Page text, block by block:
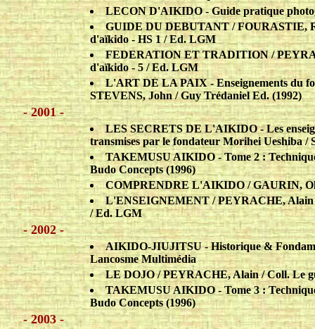
LECON D'AIKIDO - Guide pratique
GUIDE DU DEBUTANT / FOURASTIE,
d'aïkido - HS 1 / Ed. LGM
FEDERATION ET TRADITION /
d'aïkido - 5 / Ed. LGM
L'ART DE LA PAIX - Enseignements du
STEVENS, John / Guy Trédaniel Ed. (1992)
- 2001 -
LES SECRETS DE L'AIKIDO - Les
transmises par le fondateur Morihei Ueshiba /
TAKEMUSU AIKIDO - Tome 2 :
Budo Concepts (1996)
COMPRENDRE L'AIKIDO / GAURIN,
L'ENSEIGNEMENT / PEYRACHE,
/ Ed. LGM
- 2002 -
AIKIDO-JIUJITSU - Historique &
Lancosme Multimédia
LE DOJO / PEYRACHE, Alain / Coll. Le
TAKEMUSU AIKIDO - Tome 3 :
Budo Concepts (1996)
- 2003 -